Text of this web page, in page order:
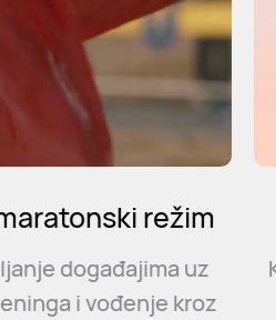
režim
događajima uz
i vođenje kroz